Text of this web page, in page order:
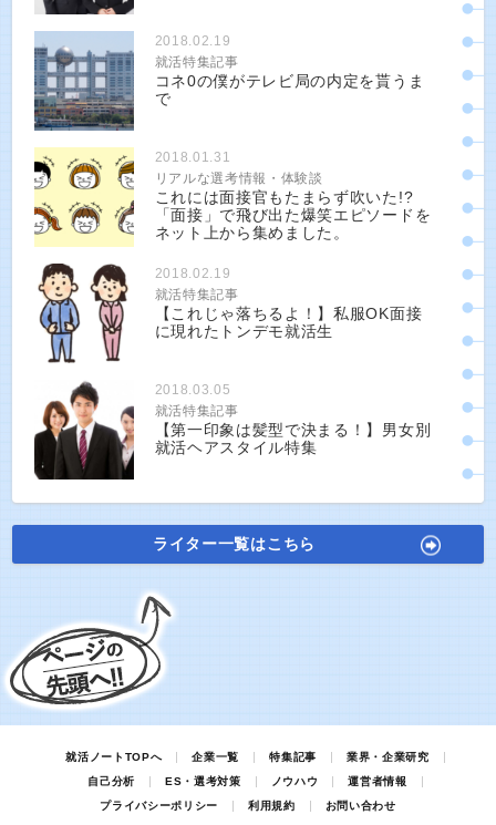
2018.02.19
就活特集記事
コネ0の僕がテレビ局の内定を貰うま
で
2018.01.31
リアルな選考情報・体験談
これには面接官もたまらず吹いた!?
「面接」で飛び出た爆笑エピソードを
ネット上から集めました。
2018.02.19
就活特集記事
【これじゃ落ちるよ！】私服OK面接
に現れたトンデモ就活生
2018.03.05
就活特集記事
【第一印象は髪型で決まる！】男女別
就活ヘアスタイル特集
ライター一覧はこちら
就活ノートTOPへ 企業一覧 特集記事
業界・企業研究
自己分析
ES・選考対策 ノウハウ
運営者情報
プライバシーポリシー
利用規約 お問い合わせ